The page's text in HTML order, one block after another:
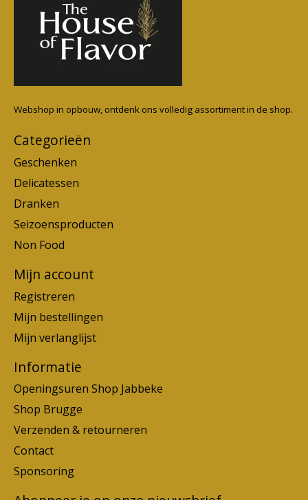
Webshop in opbouw, ontdenk ons volledig assortiment in de shop.
Categorieën
Geschenken
Delicatessen
Dranken
Seizoensproducten
Non Food
Mijn account
Registreren
Mijn bestellingen
Mijn verlanglijst
Informatie
Openingsuren Shop Jabbeke
Shop Brugge
Verzenden & retourneren
Contact
Sponsoring